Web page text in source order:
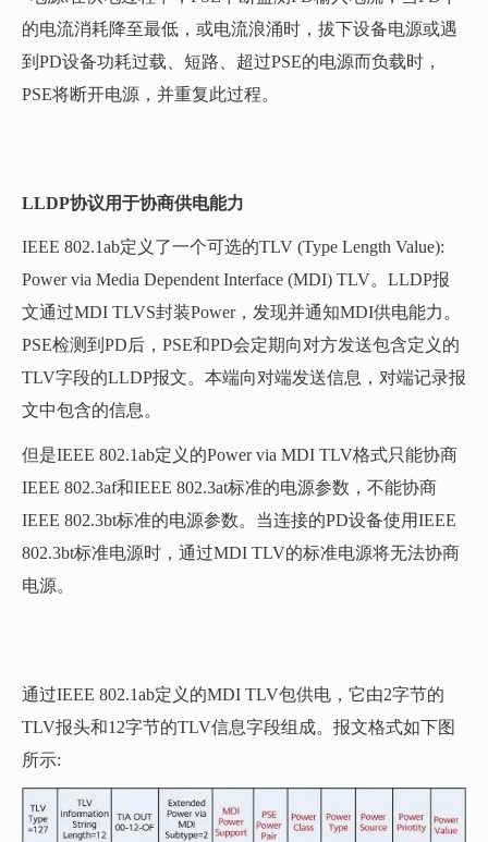
的电流消耗降至最低，或电流浪涌时，拔下设备电源或遇
到PD设备功耗过载、短路、超过PSE的电源而负载时，
PSE将断开电源，并重复此过程。
LLDP协议用于协商供电能力
IEEE 802.1ab定义了一个可选的TLV (Type Length Value):
Power via Media Dependent Interface (MDI) TLV。LLDP报
文通过MDI TLVS封装Power，发现并通知MDI供电能力。
PSE检测到PD后，PSE和PD会定期向对方发送包含定义的
TLV字段的LLDP报文。本端向对端发送信息，对端记录报
文中包含的信息。
但是IEEE 802.1ab定义的Power via MDI TLV格式只能协商
IEEE 802.3af和IEEE 802.3at标准的电源参数，不能协商
IEEE 802.3bt标准的电源参数。当连接的PD设备使用IEEE
802.3bt标准电源时，通过MDI TLV的标准电源将无法协商
电源。
通过IEEE 802.1ab定义的MDI TLV包供电，它由2字节的
TLV报头和12字节的TLV信息字段组成。报文格式如下图
所示: